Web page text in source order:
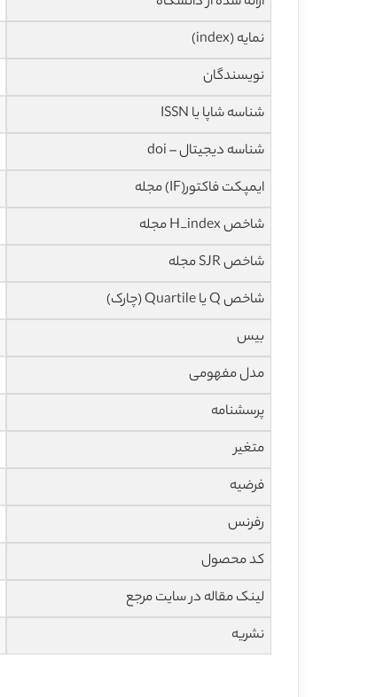
نمایه (index)
نویسندگان
شناسه شاپا یا ISSN
شناسه دیجیتال – doi
ایمپکت فاکتور(IF) مجله
شاخص H_index مجله
شاخص SJR مجله
شاخص Q یا Quartile (چارک)
بیس
مدل مفهومی
پرسشنامه
متغیر
فرضیه
رفرنس
کد محصول
لینک مقاله در سایت مرجع
نشریه